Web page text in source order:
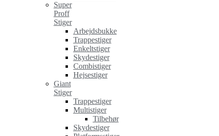
Super
Proff
Stiger
Arbejdsbukke
Trappestiger
Enkeltstiger
Skydestiger
Combistiger
Hejsestiger
Giant
Stiger
Trappestiger
Multistiger
Tilbehør
Skydestiger